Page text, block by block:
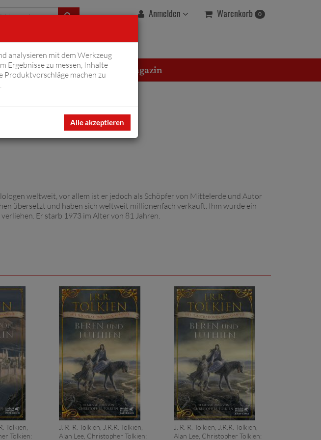
Anmelden Warenkorb 0
Overton Magazin
weltweit, vor allem ist er jedoch als Schöpfer von Mittelerde und Autor
übersetzt und haben sich weltweit millionenfach verkauft. Ihm wurde ein
Er starb 1973 im Alter von 81 Jahren.
Tolkien,
Tolkien:
J. R. R. Tolkien, J.R.R. Tolkien,
Alan Lee, Christopher Tolkien:
J. R. R. Tolkien, J.R.R. Tolkien,
Alan Lee, Christopher Tolkien:
analysieren mit dem Werkzeug
Ergebnisse zu messen, Inhalte
Produktvorschläge machen zu
Alle akzeptieren